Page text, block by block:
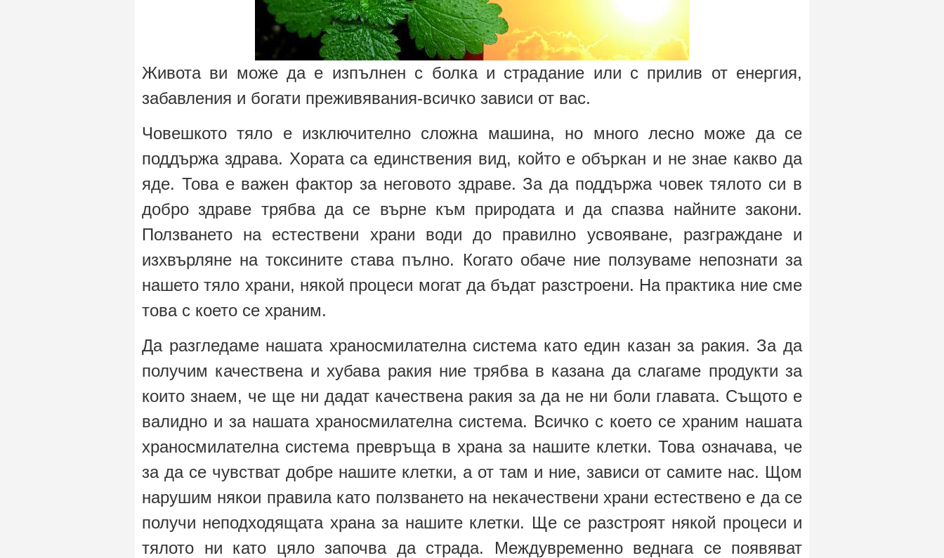
Живота ви може да е изпълнен с болка и страдание или с прилив от енергия,
забавления и богати преживявания-всичко зависи от вас.
Човешкото тяло е изключително сложна машина, но много лесно може да се
поддържа здрава. Хората са единствения вид, който е объркан и не знае какво да
яде. Това е важен фактор за неговото здраве. За да поддържа човек тялото си в
добро здраве трябва да се върне към природата и да спазва найните закони.
Ползването на естествени храни води до правилно усвояване, разграждане и
изхвърляне на токсините става пълно. Когато обаче ние ползуваме непознати за
нашето тяло храни, някой процеси могат да бъдат разстроени. На практика ние сме
това с което се храним.
Да разгледаме нашата храносмилателна система като един казан за ракия. За да
получим качествена и хубава ракия ние трябва в казана да слагаме продукти за
които знаем, че ще ни дадат качествена ракия за да не ни боли главата. Същото е
валидно и за нашата храносмилателна система. Всичко с което се храним нашата
храносмилателна система превръща в храна за нашите клетки. Това означава, че
за да се чувстват добре нашите клетки, а от там и ние, зависи от самите нас. Щом
нарушим някои правила като ползването на некачествени храни естествено е да се
получи неподходящата храна за нашите клетки. Ще се разстроят някой процеси и
тялото ни като цяло започва да страда. Междувременно веднага се появяват